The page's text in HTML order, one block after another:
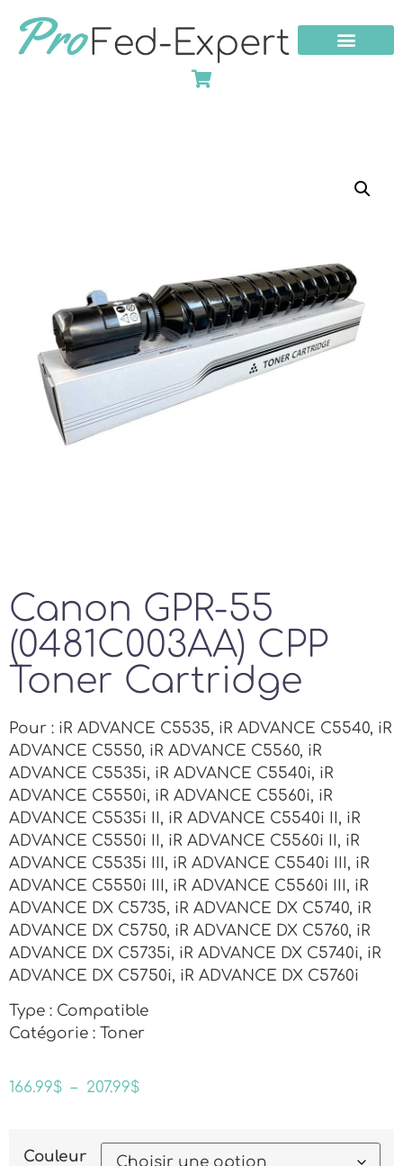
Canon GPR-55
(0481C003AA) CPP
Toner Cartridge
Pour : iR ADVANCE C5535, iR ADVANCE C5540, iR
ADVANCE C5550, iR ADVANCE C5560, iR
ADVANCE C5535i, iR ADVANCE C5540i, iR
ADVANCE C5550i, iR ADVANCE C5560i, iR
ADVANCE C5535i II, iR ADVANCE C5540i II, iR
ADVANCE C5550i II, iR ADVANCE C5560i II, iR
ADVANCE C5535i III, iR ADVANCE C5540i III, iR
ADVANCE C5550i III, iR ADVANCE C5560i III, iR
ADVANCE DX C5735, iR ADVANCE DX C5740, iR
ADVANCE DX C5750, iR ADVANCE DX C5760, iR
ADVANCE DX C5735i, iR ADVANCE DX C5740i, iR
ADVANCE DX C5750i, iR ADVANCE DX C5760i
Type : Compatible
Catégorie : Toner
166.99$ – 207.99$
Couleur